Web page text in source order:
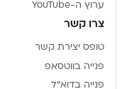
ערוץ ה-YouTube
צרו קשר
טופס יצירת קשר
פנייה בווטסאפ
פנייה בדוא"ל